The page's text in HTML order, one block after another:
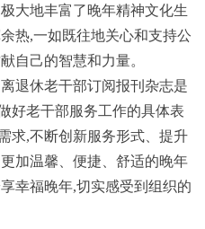
大地丰富了晚年精神文化生
热,一如既往地关心和支持公
自己的智慧和力量。
退休老干部订阅报刊杂志是
好老干部服务工作的具体表
求,不断创新服务形式、提升
加温馨、便捷、舒适的晚年
幸福晚年,切实感受到组织的